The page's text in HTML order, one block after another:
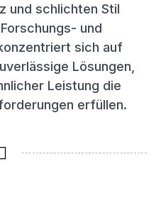
und schlichten Stil
und
sich auf
Lösungen,
Leistung die
erfüllen.